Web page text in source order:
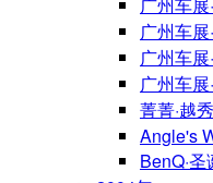
广州车展
广州车展
广州车展
广州车展
菁菁·越
Angle's
BenQ·